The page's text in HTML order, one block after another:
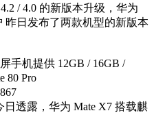
/ 4.0 的新版本升级，华为
昨日发布了两款机型的新版本
手机提供 12GB / 16GB /
80 Pro
透露，华为 Mate X7 搭载麒